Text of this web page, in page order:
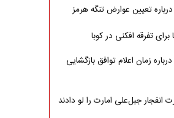
تعیین عوارض تنگه هرمز
برای تفرقه افکنی در کوبا
زمان اعلام توافق بازگشایی
انفجار جبل‌علی امارت را لو دادند